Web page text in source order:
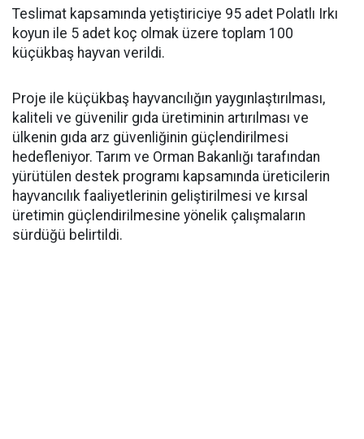
Teslimat kapsamında yetiştiriciye 95 adet Polatlı Irkı
koyun ile 5 adet koç olmak üzere toplam 100
küçükbaş hayvan verildi.
Proje ile küçükbaş hayvancılığın yaygınlaştırılması,
kaliteli ve güvenilir gıda üretiminin artırılması ve
ülkenin gıda arz güvenliğinin güçlendirilmesi
hedefleniyor. Tarım ve Orman Bakanlığı tarafından
yürütülen destek programı kapsamında üreticilerin
hayvancılık faaliyetlerinin geliştirilmesi ve kırsal
üretimin güçlendirilmesine yönelik çalışmaların
sürdüğü belirtildi.